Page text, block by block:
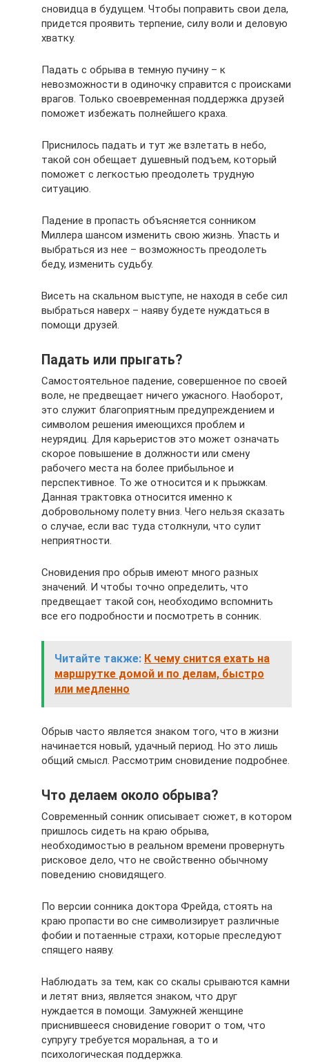
сновидца в будущем. Чтобы поправить свои дела,
придется проявить терпение, силу воли и деловую
хватку.
Падать с обрыва в темную пучину – к
невозможности в одиночку справится с происками
врагов. Только своевременная поддержка друзей
поможет избежать полнейшего краха.
Приснилось падать и тут же взлетать в небо,
такой сон обещает душевный подъем, который
поможет с легкостью преодолеть трудную
ситуацию.
Падение в пропасть объясняется сонником
Миллера шансом изменить свою жизнь. Упасть и
выбраться из нее – возможность преодолеть
беду, изменить судьбу.
Висеть на скальном выступе, не находя в себе сил
выбраться наверх – наяву будете нуждаться в
помощи друзей.
Падать или прыгать?
Самостоятельное падение, совершенное по своей
воле, не предвещает ничего ужасного. Наоборот,
это служит благоприятным предупреждением и
символом решения имеющихся проблем и
неурядиц. Для карьеристов это может означать
скорое повышение в должности или смену
рабочего места на более прибыльное и
перспективное. То же относится и к прыжкам.
Данная трактовка относится именно к
добровольному полету вниз. Чего нельзя сказать
о случае, если вас туда столкнули, что сулит
неприятности.
Сновидения про обрыв имеют много разных
значений. И чтобы точно определить, что
предвещает такой сон, необходимо вспомнить
все его подробности и посмотреть в сонник.
Читайте также: К чему снится ехать на
маршрутке домой и по делам, быстро
или медленно
Обрыв часто является знаком того, что в жизни
начинается новый, удачный период. Но это лишь
общий смысл. Рассмотрим сновидение подробнее.
Что делаем около обрыва?
Современный сонник описывает сюжет, в котором
пришлось сидеть на краю обрыва,
необходимостью в реальном времени провернуть
рисковое дело, что не свойственно обычному
поведению сновидящего.
По версии сонника доктора Фрейда, стоять на
краю пропасти во сне символизирует различные
фобии и потаенные страхи, которые преследуют
спящего наяву.
Наблюдать за тем, как со скалы срываются камни
и летят вниз, является знаком, что друг
нуждается в помощи. Замужней женщине
приснившееся сновидение говорит о том, что
супругу требуется моральная, а то и
психологическая поддержка.